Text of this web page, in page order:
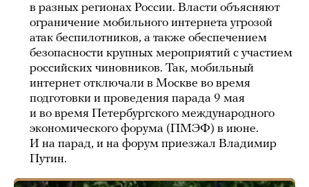
в разных регионах России. Власти объясняют
ограничение мобильного интернета угрозой
атак беспилотников, а также обеспечением
безопасности крупных мероприятий с участием
российских чиновников. Так, мобильный
интернет отключали в Москве во время
подготовки и проведения парада 9 мая
и во время Петербургского международного
экономического форума (ПМЭФ) в июне.
И на парад, и на форум приезжал Владимир
Путин.